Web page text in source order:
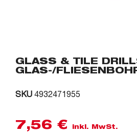
GLASS & TILE
GLAS-/
SKU 4932471955
7,56 € inkl. MwSt.